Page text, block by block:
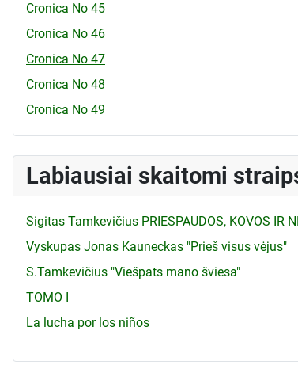
Cronica No 45
Cronica No 46
Cronica No 47
Cronica No 48
Cronica No 49
Labiausiai skaitomi
Sigitas Tamkevičius PRIESPAUDOS, KOVOS IR
Vyskupas Jonas Kauneckas "Prieš visus vėjus"
S.Tamkevičius "Viešpats mano šviesa"
TOMO I
La lucha por los niños